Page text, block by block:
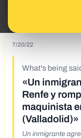
7/20/22
What's being
«Un
Renfe y
maquinista
(Valladolid)»
Un inmigrante